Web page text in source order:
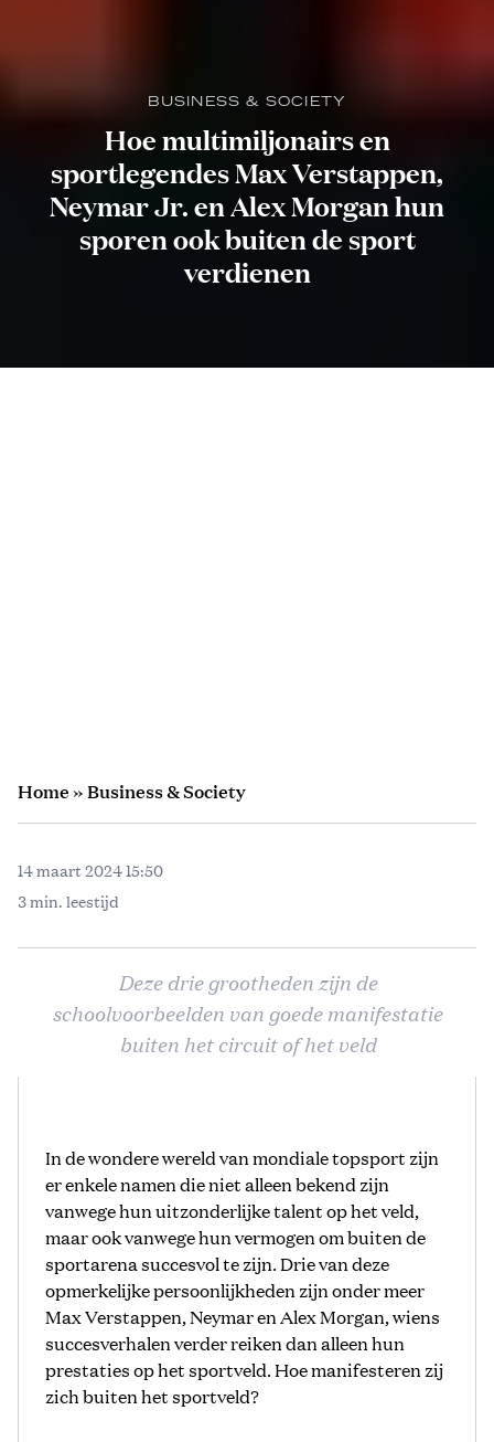
BUSINESS & SOCIETY
Hoe multimiljonairs en
sportlegendes Max Verstappen,
Neymar Jr. en Alex Morgan hun
sporen ook buiten de sport
verdienen
Home»Business & Society
14 maart 2024 15:50
3 min. leestijd
Deze drie grootheden zijn de
schoolvoorbeelden van goede manifestatie
buiten het circuit of het veld
In de wondere wereld van mondiale topsport zijn
er enkele namen die niet alleen bekend zijn
vanwege hun uitzonderlijke talent op het veld,
maar ook vanwege hun vermogen om buiten de
sportarena succesvol te zijn. Drie van deze
opmerkelijke persoonlijkheden zijn onder meer
Max Verstappen, Neymar en Alex Morgan, wiens
succesverhalen verder reiken dan alleen hun
prestaties op het sportveld. Hoe manifesteren zij
zich buiten het sportveld?